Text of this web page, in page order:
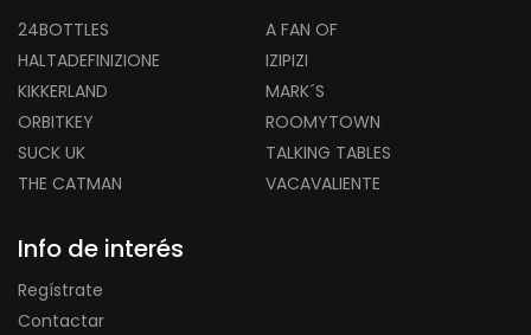
24BOTTLES
A FAN OF
HALTADEFINIZIONE
IZIPIZI
KIKKERLAND
MARK´S
ORBITKEY
ROOMYTOWN
SUCK UK
TALKING TABLES
THE CATMAN
VACAVALIENTE
Info de interés
Regístrate
Contactar